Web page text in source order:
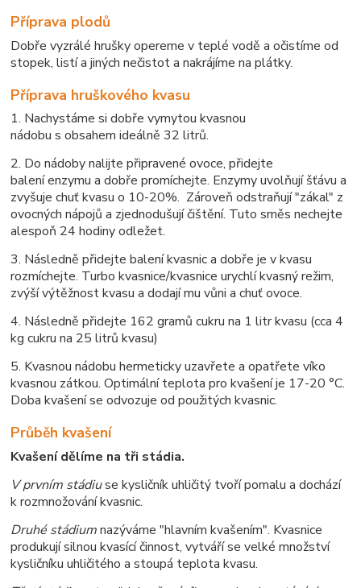
Příprava plodů
Dobře vyzrálé hrušky opereme v teplé vodě a očistíme od
stopek, listí a jiných nečistot a nakrájíme na plátky.
Příprava hruškového kvasu
1. Nachystáme si dobře vymytou kvasnou
nádobu s obsahem ideálně 32 litrů.
2. Do nádoby nalijte připravené ovoce, přidejte
balení enzymu a dobře promíchejte. Enzymy uvolňují šťávu a
zvyšuje chuť kvasu o 10-20%. Zároveň odstraňují "zákal" z
ovocných nápojů a zjednodušují čištění. Tuto směs nechejte
alespoň 24 hodiny odležet.
3. Následně přidejte balení kvasnic a dobře je v kvasu
rozmíchejte. Turbo kvasnice/kvasnice urychlí kvasný režim,
zvýší výtěžnost kvasu a dodají mu vůni a chuť ovoce.
4. Následně přidejte 162 gramů cukru na 1 litr kvasu (cca 4
kg cukru na 25 litrů kvasu)
5. Kvasnou nádobu hermeticky uzavřete a opatřete víko
kvasnou zátkou. Optimální teplota pro kvašení je 17-20 °C.
Doba kvašení se odvozuje od použitých kvasnic.
Průběh kvašení
Kvašení dělíme na tři stádia.
V prvním stádiuse kysličník uhličitý tvoří pomalu a dochází
k rozmnožování kvasnic.
Druhé stádiumnazýváme "hlavním kvašením". Kvasnice
produkují silnou kvasící činnost, vytváří se velké množství
kysličníku uhličitého a stoupá teplota kvasu.